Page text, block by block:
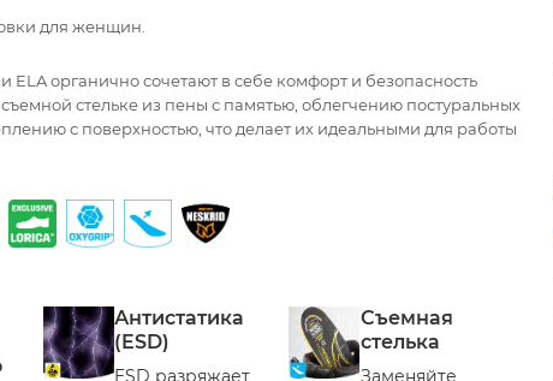
для женщин.
органично сочетают в себе комфорт и безопасность
стельке из пены с памятью, облегчению постуральных
с поверхностью, что делает их идеальными для работы
Антистатика
(ESD)
ESD разряжает
Съемная
стелька
Заменяйте